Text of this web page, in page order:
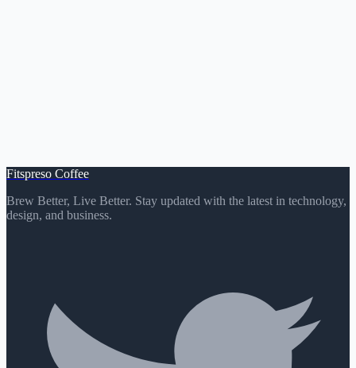
Fitspreso Coffee
Brew Better, Live Better. Stay updated with the latest in technology,
design, and business.